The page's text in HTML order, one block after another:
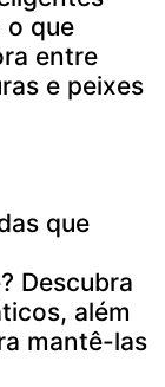
o que
entre
e peixes
que
Descubra
além
mantê-las